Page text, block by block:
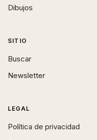
Dibujos
SITIO
Buscar
Newsletter
LEGAL
Política de privacidad